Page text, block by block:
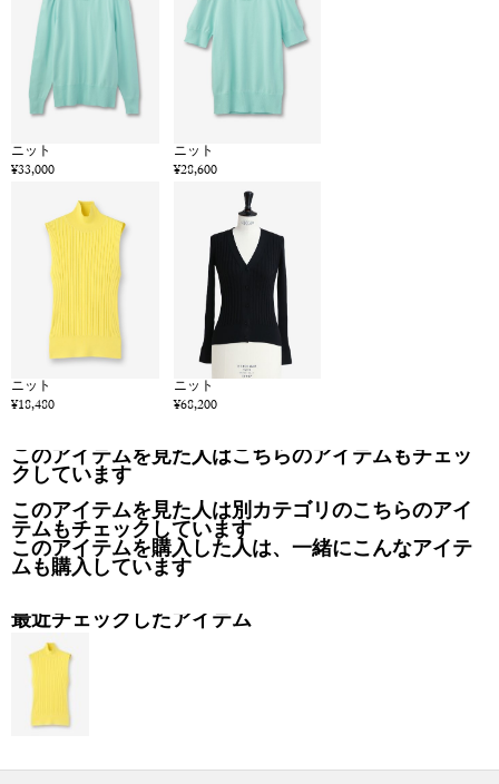
ニット
¥33,000
ニット
¥28,600
ニット
¥18,480
ニット
¥68,200
このアイテムを見た人はこちらのアイテムもチェッ
クしています
このアイテムを見た人は別カテゴリのこちらのアイ
テムもチェックしています
このアイテムを購入した人は、一緒にこんなアイテ
ムも購入しています
最近チェックしたアイテム